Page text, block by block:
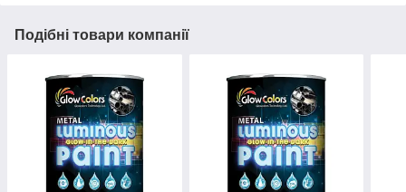
Подібні товари компанії